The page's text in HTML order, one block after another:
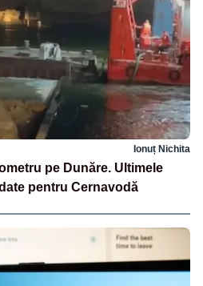
Ionuț Nichita
pe Dunăre. Ultimele
pentru Cernavodă